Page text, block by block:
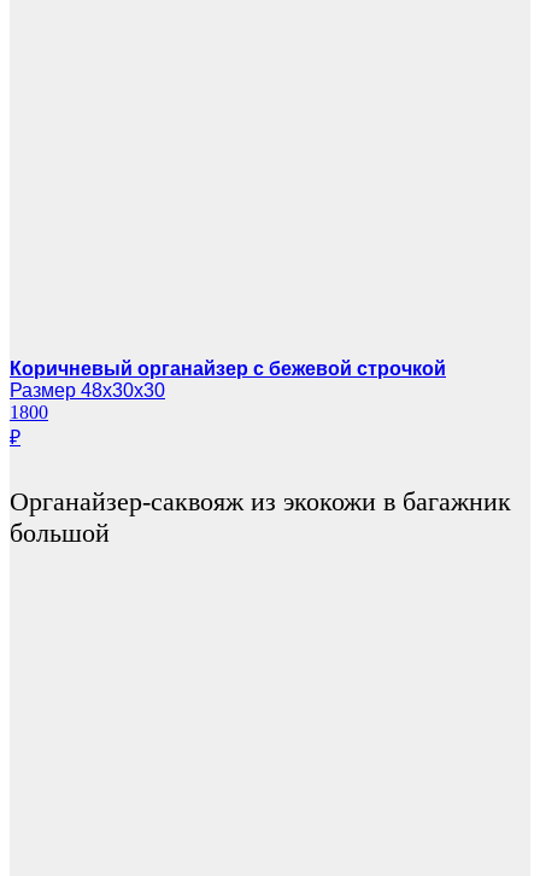
Коричневый органайзер с бежевой строчкой
Размер 48х30х30
1800
₽
Органайзер-саквояж из экокожи в багажник
большой